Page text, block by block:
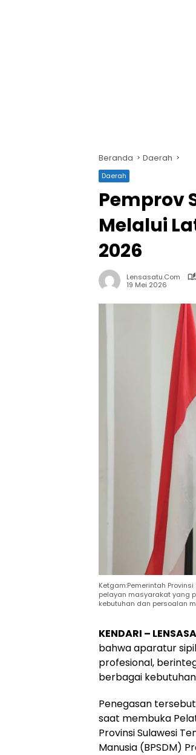
Beranda Daerah
Daerah
Pemprov
Melalui
2026
Lensasatu.com
19 Mei 2026
Ketgam:Pemerintah
pelayan masyarakat yang
kebutuhan dan persoalan
KENDARI –
bahwa aparatur
profesional,
berbagai
Penegasan
saat membuka
Provinsi Sulawesi
Manusia (BPSDM)